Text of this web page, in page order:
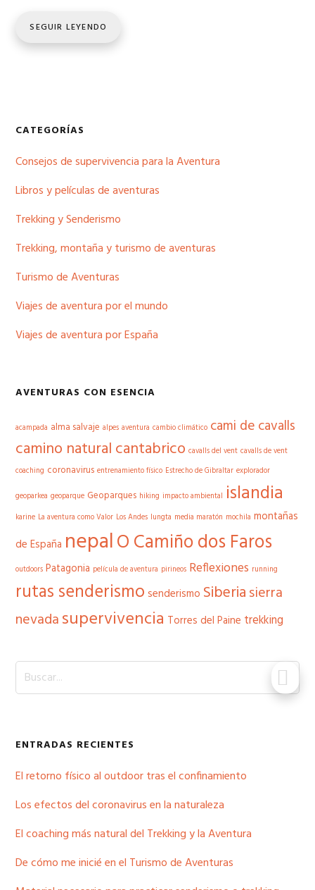
SEGUIR LEYENDO
Barra
lateral
principal
CATEGORÍAS
Consejos de supervivencia para la Aventura
Libros y películas de aventuras
Trekking y Senderismo
Trekking, montaña y turismo de aventuras
Turismo de Aventuras
Viajes de aventura por el mundo
Viajes de aventura por España
AVENTURAS CON ESENCIA
acampada alma salvaje alpes aventura cambio climático cami de cavalls
camino natural cantabrico cavalls del vent cavalls de vent
coaching coronavirus entrenamiento físico Estrecho de Gibraltar explorador
geoparkea geoparque Geoparques hiking impacto ambiental islandia
karine La aventura como Valor Los Andes lungta media maratón mochila montañas
de España nepalO Camiño dos Faros
outdoors Patagonia película de aventura pirineos Reflexiones running
rutas senderismo senderismo Siberiasierra
nevadasupervivencia Torres del Paine trekking
Buscar...
ENTRADAS RECIENTES
El retorno físico al outdoor tras el confinamiento
Los efectos del coronavirus en la naturaleza
El coaching más natural del Trekking y la Aventura
De cómo me inicié en el Turismo de Aventuras